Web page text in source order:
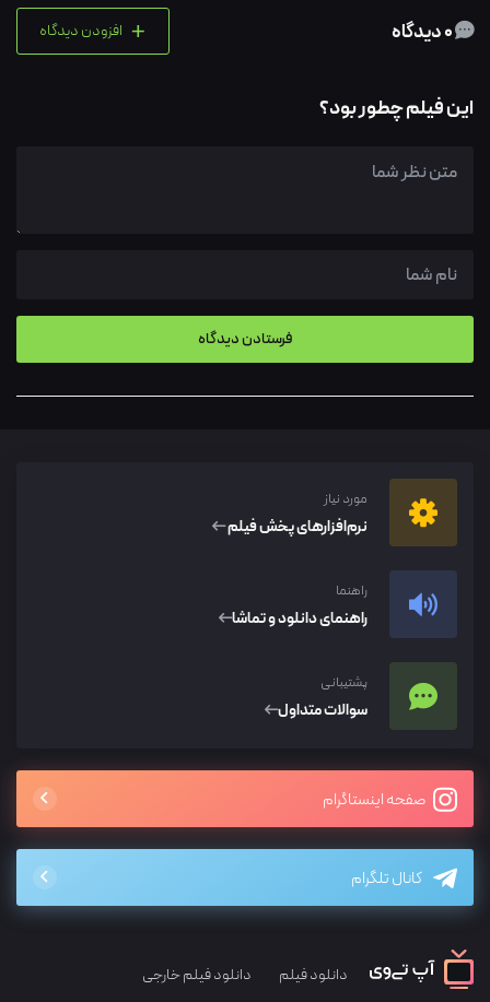
+ افزودن دیدگاه
این فیلم چطور بود؟
مورد نیاز
نرم‌افزار‌های پخش فیلم
راهنما
راهنمای دانلود و تماشا
پشتیبانی
سوالات متداول
صفحه اینستاگرام
کانال تلگرام
دانلود فیلم دانلود فیلم خارجی